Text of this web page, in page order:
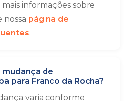
mais informações sobre
nossa página de
.
de
para Franco da Rocha?
varia conforme